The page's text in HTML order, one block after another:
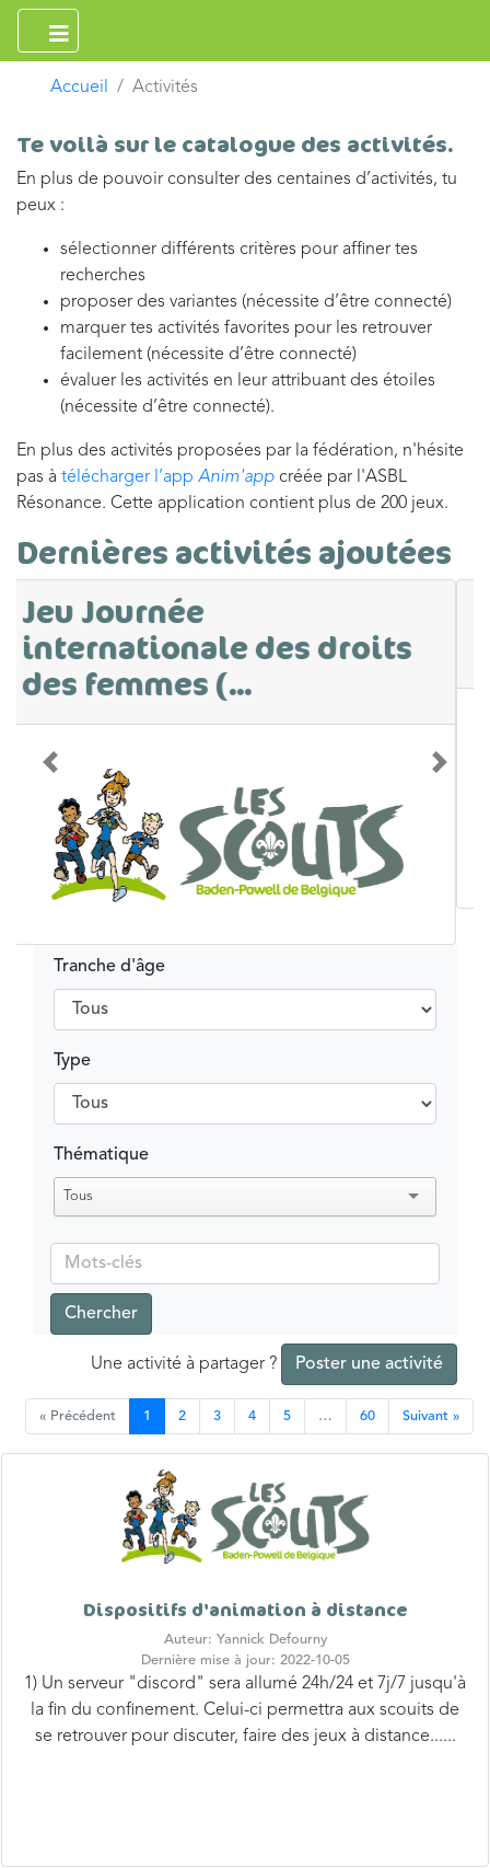
Accueil Activités
Te voilà sur le catalogue des activités.
En plus de pouvoir consulter des centaines d’activités, tu
peux :
sélectionner différents critères pour affiner tes
recherches
proposer des variantes (nécessite d’être connecté)
marquer tes activités favorites pour les retrouver
facilement (nécessite d’être connecté)
évaluer les activités en leur attribuant des étoiles
(nécessite d’être connecté).
En plus des activités proposées par la fédération, n'hésite
pas à télécharger l’app Anim'app créée par l'ASBL
Résonance. Cette application contient plus de 200 jeux.
Dernières activités ajoutées
Parcours sur le
consentement
Précédent
Type
Thématique
Tous
Une activité à partager ?
Suivant »
Auteur: Yannick Defourny
1) Un serveur "discord" sera allumé 24h/24 et 7j/7 jusqu'à
la fin du confinement. Celui-ci permettra aux scouits de
se retrouver pour discuter, faire des jeux à distance......